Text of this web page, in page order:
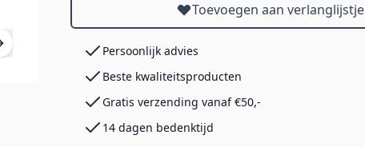
Toevoegen aan verlanglijstje
Persoonlijk advies
Beste kwaliteitsproducten
Gratis verzending vanaf €50,-
14 dagen bedenktijd